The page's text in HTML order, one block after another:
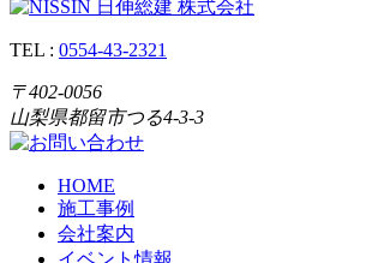
TEL : 0554-43-2321
〒402-0056
山梨県都留市つる4-3-3
HOME
施工事例
会社案内